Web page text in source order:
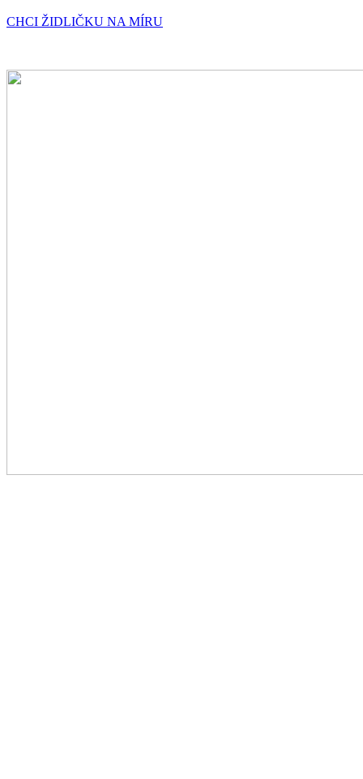
CHCI ŽIDLIČKU NA MÍRU